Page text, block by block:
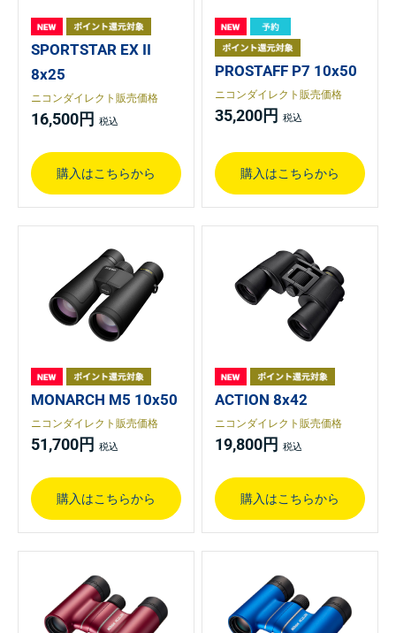
SPORTSTAR EX II
8x25
ニコンダイレクト販売価格
16,500円
購入はこちらから
PROSTAFF P7 10x50
ニコンダイレクト販売価格
35,200円
購入はこちらから
MONARCH M5 10x50
ニコンダイレクト販売価格
51,700円
購入はこちらから
ACTION 8x42
ニコンダイレクト販売価格
19,800円
購入はこちらから